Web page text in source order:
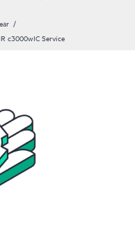
c3000wIC Service